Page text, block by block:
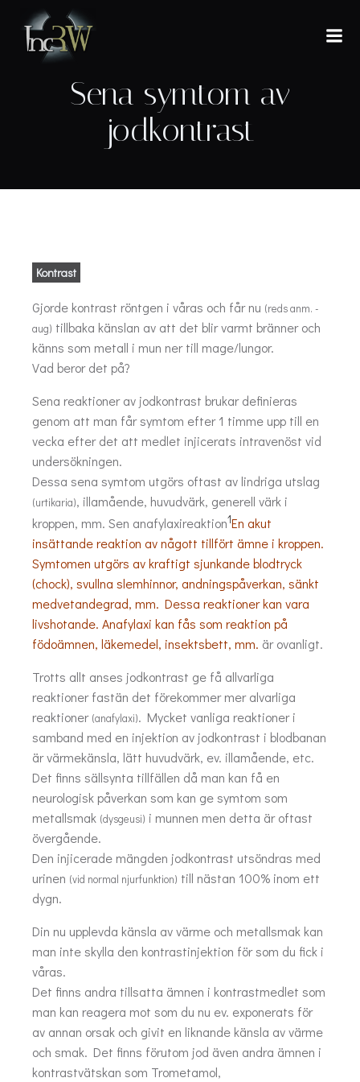
Sena symtom av
jodkontrast
Kontrast
Gjorde kontrast röntgen i våras och får nu (reds anm. -
aug) tillbaka känslan av att det blir varmt bränner och
känns som metall i mun ner till mage/lungor.
Vad beror det på?
Sena reaktioner av jodkontrast brukar definieras
genom att man får symtom efter 1 timme upp till en
vecka efter det att medlet injicerats intravenöst vid
undersökningen.
Dessa sena symtom utgörs oftast av lindriga utslag
(urtikaria), illamående, huvudvärk, generell värk i
kroppen, mm. Sen anafylaxireaktion1En akut
insättande reaktion av någott tillfört ämne i kroppen.
Symtomen utgörs av kraftigt sjunkande blodtryck
(chock), svullna slemhinnor, andningspåverkan, sänkt
medvetandegrad, mm. Dessa reaktioner kan vara
livshotande. Anafylaxi kan fås som reaktion på
födoämnen, läkemedel, insektsbett, mm. är ovanligt.
Trotts allt anses jodkontrast ge få allvarliga
reaktioner fastän det förekommer mer alvarliga
reaktioner (anafylaxi). Mycket vanliga reaktioner i
samband med en injektion av jodkontrast i blodbanan
är värmekänsla, lätt huvudvärk, ev. illamående, etc.
Det finns sällsynta tillfällen då man kan få en
neurologisk påverkan som kan ge symtom som
metallsmak (dysgeusi) i munnen men detta är oftast
övergående.
Den injicerade mängden jodkontrast utsöndras med
urinen (vid normal njurfunktion) till nästan 100% inom ett
dygn.
Din nu upplevda känsla av värme och metallsmak kan
man inte skylla den kontrastinjektion för som du fick i
våras.
Det finns andra tillsatta ämnen i kontrastmedlet som
man kan reagera mot som du nu ev. exponerats för
av annan orsak och givit en liknande känsla av värme
och smak. Det finns förutom jod även andra ämnen i
kontrastvätskan som Trometamol,